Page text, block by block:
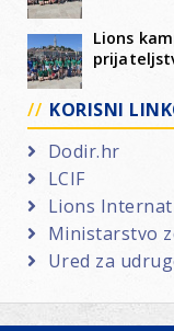
Lions
KORISNI
Dodir.hr
LCIF
Lions
Ministarstvo
Ured za